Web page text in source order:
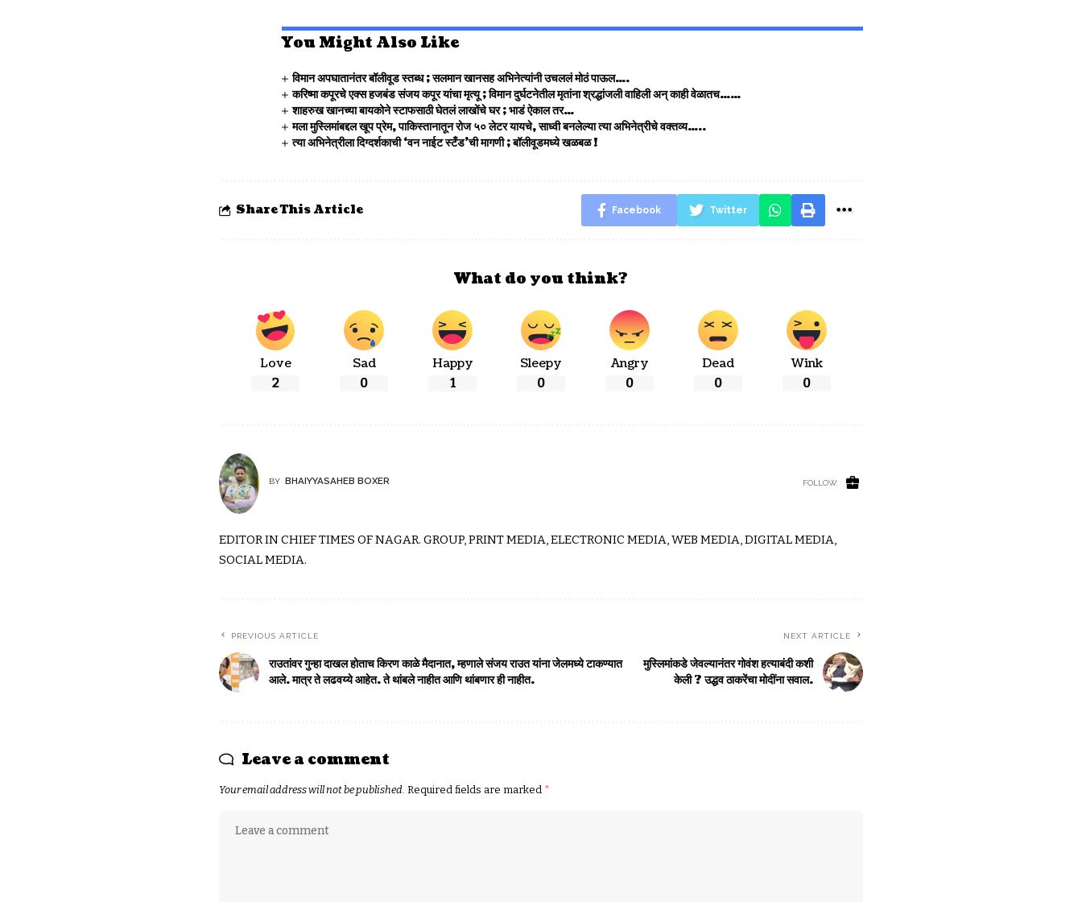
You Might Also Like
विमान अपघातानंतर बॉलीवूड स्तब्ध ; सलमान खानसह अभिनेत्यांनी उचललं मोठं पाऊल….
करिष्मा कपूरचे एक्स हजबंड संजय कपूर यांचा मृत्यू ; विमान दुर्घटनेतील मृतांना श्रद्धांजली वाहिली अन् काही वेळातच……
शाहरुख खानच्या बायकोने स्टाफसाठी घेतलं लाखोंचे घर ; भाडं ऐकाल तर…
मला मुस्लिमांबद्दल खूप प्रेम, पाकिस्तानातून रोज ५० लेटर यायचे, साध्वी बनलेल्या त्या अभिनेत्रीचे वक्तव्य…..
त्या अभिनेत्रीला दिग्दर्शकाची ‘वन नाईट स्टँड’ची मागणी ; बॉलीवूडमध्ये खळबळ !
Share This Article Facebook Twitter
What do you think?
Love
2
Sad
0
Happy
1
Sleepy
0
Angry
0
Dead
0
Wink
0
BY BHAIYYASAHEB BOXER FOLLOW:
EDITOR IN CHIEF TIMES OF NAGAR. GROUP, PRINT MEDIA, ELECTRONIC MEDIA, WEB MEDIA, DIGITAL MEDIA,
SOCIAL MEDIA.
PREVIOUS ARTICLE
राउतांवर गुन्हा दाखल होताच किरण काळे मैदानात, म्हणाले संजय राउत यांना जेलमध्ये टाकण्यात
आले. मात्र ते लढवय्ये आहेत. ते थांबले नाहीत आणि थांबणार ही नाहीत.
NEXT ARTICLE
मुस्लिमांकडे जेवल्यानंतर गोवंश हत्याबंदी कशी
केली ? उद्धव ठाकरेंचा मोदींना सवाल.
Leave a comment
Your email address will not be published. Required fields are marked *